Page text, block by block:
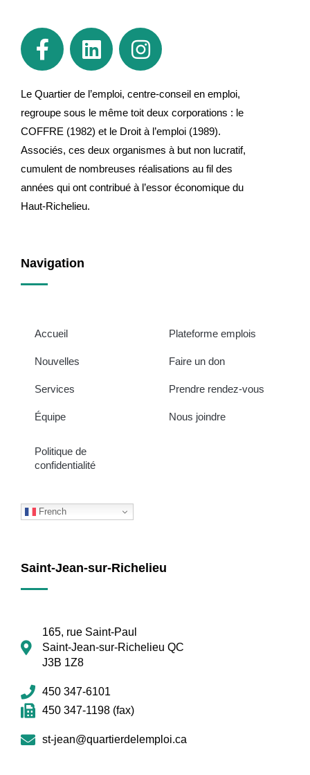
Le Quartier de l’emploi, centre-conseil en emploi,
regroupe sous le même toit deux corporations : le
COFFRE (1982) et le Droit à l’emploi (1989).
Associés, ces deux organismes à but non lucratif,
cumulent de nombreuses réalisations au fil des
années qui ont contribué à l’essor économique du
Haut-Richelieu.
Navigation
Accueil
Nouvelles
Services
Équipe
Plateforme emplois
Faire un don
Prendre rendez-vous
Nous joindre
Politique de
confidentialité
French
Saint-Jean-sur-Richelieu
165, rue Saint-Paul
Saint-Jean-sur-Richelieu QC
J3B 1Z8
450 347-6101
450 347-1198 (fax)
st-jean@quartierdelemploi.ca